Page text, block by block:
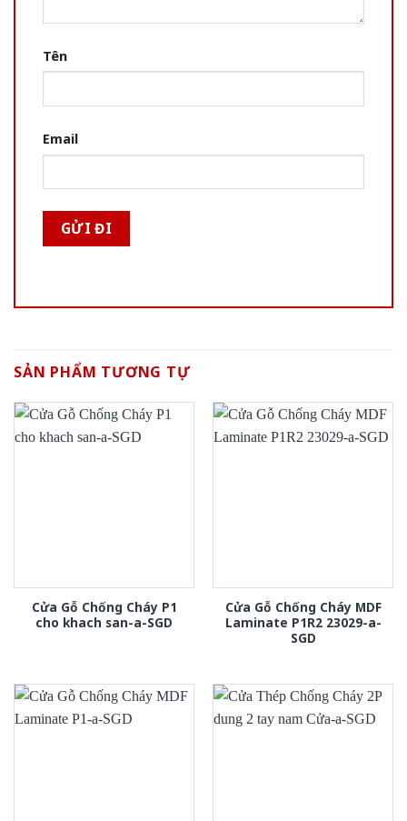
Tên
Email
SẢN PHẨM TƯƠNG TỰ
Cửa Gỗ Chống Cháy P1
cho khach san-a-SGD
Cửa Gỗ Chống Cháy MDF
Laminate P1R2 23029-a-
SGD